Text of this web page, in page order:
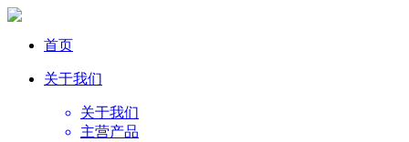
首页
关于我们
关于我们
主营产品